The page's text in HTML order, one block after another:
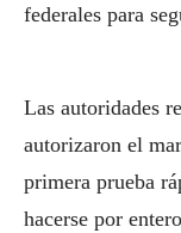
federales para
Las autoridades
autorizaron el
primera prueba
hacerse por